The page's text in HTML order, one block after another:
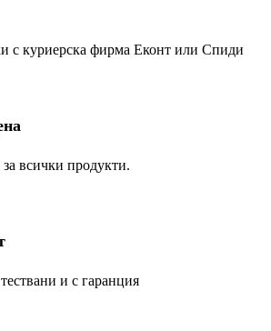
с куриерска фирма Еконт или Спиди
всички продукти.
и с гаранция